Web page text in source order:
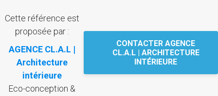
Cette référence est
proposée par :
AGENCE CL.A.L |
Architecture
intérieure
Eco-conception &
CONTACTER AGENCE
CL.A.L | ARCHITECTURE
INTÉRIEURE